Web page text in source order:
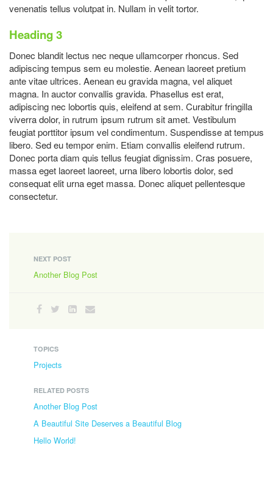
venenatis tellus volutpat in. Nullam in velit tortor.
Heading 3
Donec blandit lectus nec neque ullamcorper rhoncus. Sed
adipiscing tempus sem eu molestie. Aenean laoreet pretium
ante vitae ultrices. Aenean eu gravida magna, vel aliquet
magna. In auctor convallis gravida. Phasellus est erat,
adipiscing nec lobortis quis, eleifend at sem. Curabitur fringilla
viverra dolor, in rutrum ipsum rutrum sit amet. Vestibulum
feugiat porttitor ipsum vel condimentum. Suspendisse at tempus
libero. Sed eu tempor enim. Etiam convallis eleifend rutrum.
Donec porta diam quis tellus feugiat dignissim. Cras posuere,
massa eget laoreet laoreet, urna libero lobortis dolor, sed
consequat elit urna eget massa. Donec aliquet pellentesque
consectetur.
NEXT POST
Another Blog Post
TOPICS
Projects
RELATED POSTS
Another Blog Post
A Beautiful Site Deserves a Beautiful Blog
Hello World!